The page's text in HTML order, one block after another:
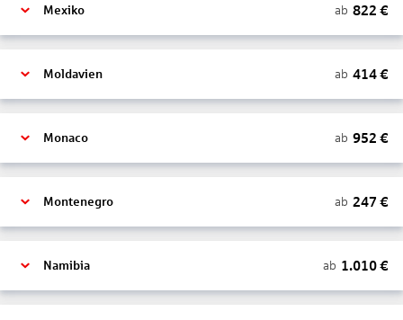
Mexiko ab 822 €
Moldavien ab 414€
Monaco ab 952 €
Montenegro ab 247 €
Namibia ab 1.010€